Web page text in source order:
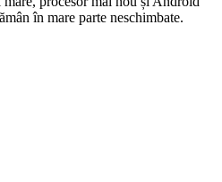
în mare parte neschimbate.